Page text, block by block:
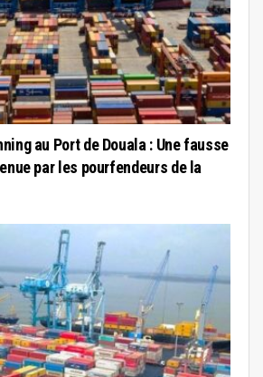
au Port de Douala : Une fausse
par les pourfendeurs de la